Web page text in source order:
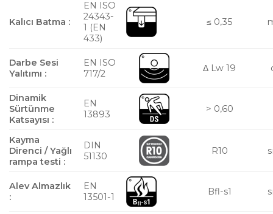
Kalıcı Batma :
EN ISO
24343-
1 (EN
433)
≤ 0,35
Darbe Sesi
Yalıtımı :
EN ISO
717/2
Δ Lw 19
Dinamik
Sürtünme
Katsayısı :
EN
13893
> 0,60
Kayma
Direnci / Yağlı
rampa testi :
DIN
51130
R10
Alev Almazlık
:
EN
13501-1
Bfl-s1